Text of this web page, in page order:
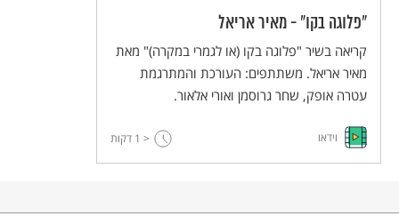
"פלוגה בקו" - מאיר אריאל
קריאה בשיר "פלוגה בקו (או לגמרי במקרה)" מאת
מאיר אריאל. משתתפים: העורכת והמתרגמת
עטרה אופק, שחר גרוסמן ואורי אלאור.
וידאו < 1 דקות